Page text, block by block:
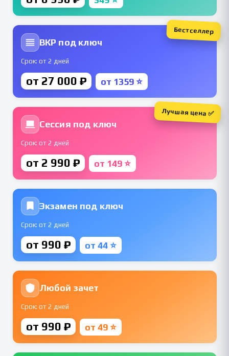
ВКР под ключ
Срок: от 2 дней
от 27 000 ₽ от 1359 ⭐
Бестселлер
Сессия под ключ
Срок: от 2 дней
от 2 990 ₽ от 149 ⭐
Лучшая цена ✅
Экзамен под ключ
Срок: от 2 дней
от 990 ₽ от 44 ⭐
Любой зачет
Срок: от 2 дней
от 990 ₽ от 49 ⭐